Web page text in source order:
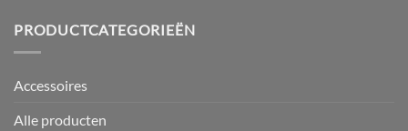
PRODUCTCATEGORIEËN
Accessoires
Alle producten